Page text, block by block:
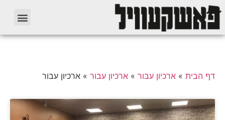
דף הבית » ארכיון עבור » ארכיון עבור » ארכיון עבור